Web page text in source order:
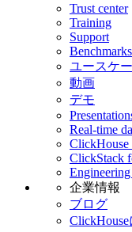
Trust center
Training
Support
Benchmarks
ユースケ
動画
デモ
Real-time
ClickHouse
ClickStack
Engineering
企業情報
ブログ